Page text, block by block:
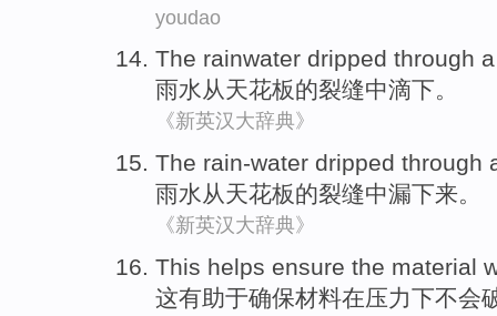
youdao
The rainwater dripped through
雨水从天花板的裂缝中滴下。
《新英汉大辞典》
The rain-water dripped through
雨水从天花板的裂缝中漏下来。
《新英汉大辞典》
This helps ensure the material
这有助于确保材料在压力下不会